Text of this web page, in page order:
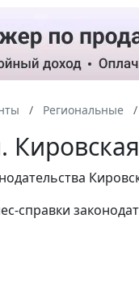
Региональные
справки